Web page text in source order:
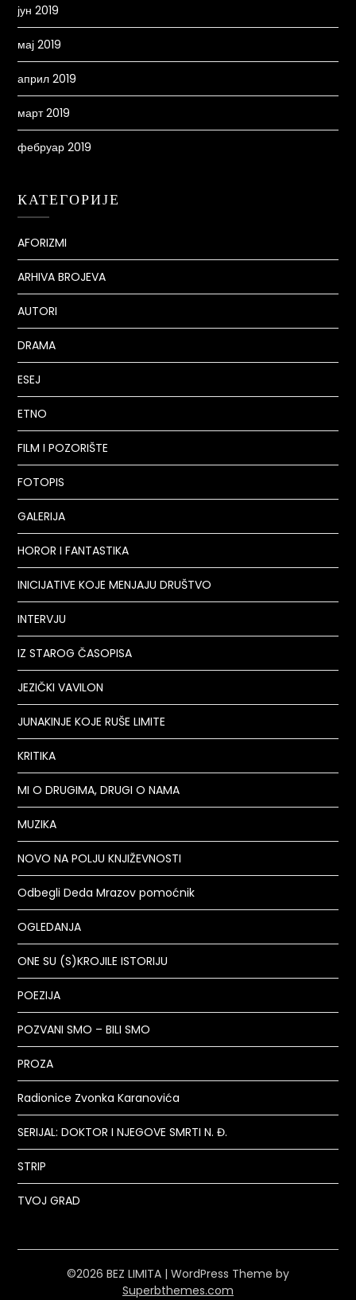
јун 2019
мај 2019
април 2019
март 2019
фебруар 2019
КАТЕГОРИЈЕ
AFORIZMI
ARHIVA BROJEVA
AUTORI
DRAMA
ESEJ
ETNO
FILM I POZORIŠTE
FOTOPIS
GALERIJA
HOROR I FANTASTIKA
INICIJATIVE KOJE MENJAJU DRUŠTVO
INTERVJU
IZ STAROG ČASOPISA
JEZIČKI VAVILON
JUNAKINJE KOJE RUŠE LIMITE
KRITIKA
MI O DRUGIMA, DRUGI O NAMA
MUZIKA
NOVO NA POLJU KNJIŽEVNOSTI
Odbegli Deda Mrazov pomoćnik
OGLEDANJA
ONE SU (S)KROJILE ISTORIJU
POEZIJA
POZVANI SMO – BILI SMO
PROZA
Radionice Zvonka Karanovića
SERIJAL: DOKTOR I NJEGOVE SMRTI N. Đ.
STRIP
TVOJ GRAD
©2026 BEZ LIMITA | WordPress Theme by
Superbthemes.com